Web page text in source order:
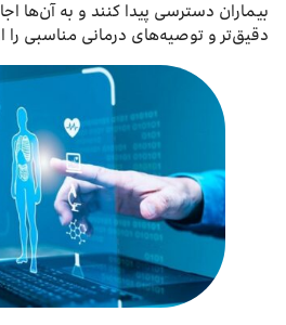
بیماران دسترسی پیدا کنند و به آن‌ها
دقیق‌تر و توصیه‌های درمانی مناسبی را